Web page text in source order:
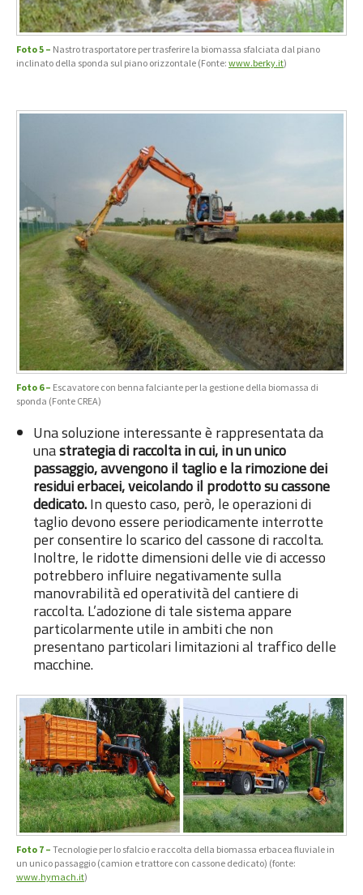
Foto 5 – Nastro trasportatore per trasferire la biomassa sfalciata dal piano
inclinato della sponda sul piano orizzontale (Fonte: www.berky.it)
Foto 6 – Escavatore con benna falciante per la gestione della biomassa di
sponda (Fonte CREA)
Una soluzione interessante è rappresentata da
unastrategia di raccolta in cui, in un unico
passaggio, avvengono il taglio e la rimozione dei
residui erbacei, veicolando il prodotto su cassone
dedicato.In questo caso, però, le operazioni di
taglio devono essere periodicamente interrotte
per consentire lo scarico del cassone di raccolta.
Inoltre, le ridotte dimensioni delle vie di accesso
potrebbero influire negativamente sulla
manovrabilità ed operatività del cantiere di
raccolta. L’adozione di tale sistema appare
particolarmente utile in ambiti che non
presentano particolari limitazioni al traffico delle
macchine.
Foto 7 – Tecnologie per lo sfalcio e raccolta della biomassa erbacea fluviale in
un unico passaggio (camion e trattore con cassone dedicato) (fonte:
www.hymach.it)